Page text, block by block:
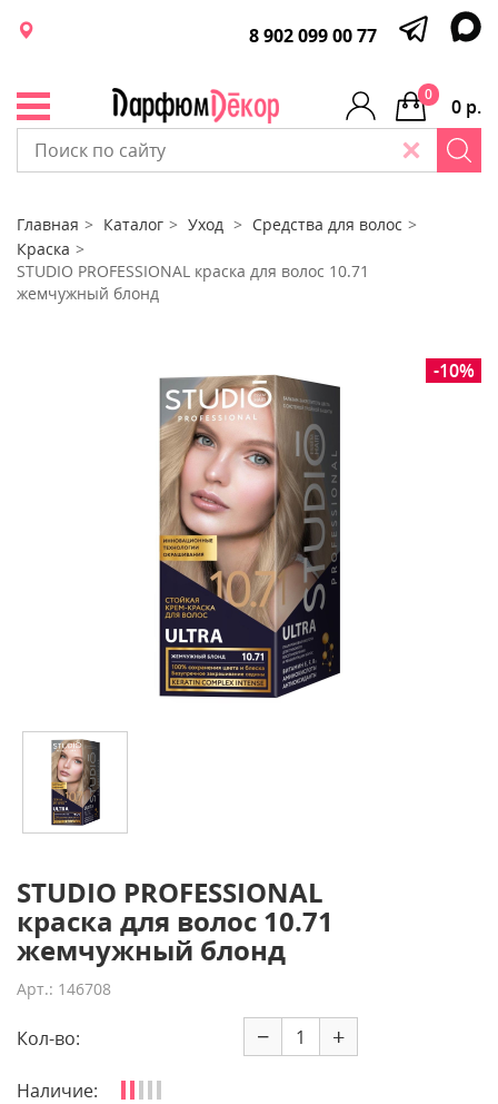
8 902 099 00 77
0 р.
0
Главная Каталог Уход
Средства для волос
Краска
STUDIO PROFESSIONAL краска для волос 10.71
жемчужный блонд
-10%
STUDIO PROFESSIONAL
краска для волос 10.71
жемчужный блонд
Арт.: 146708
Кол-во: − +
Наличие: